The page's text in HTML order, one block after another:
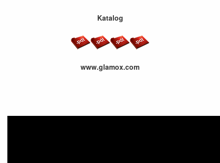
Katalog
www.glamox.com